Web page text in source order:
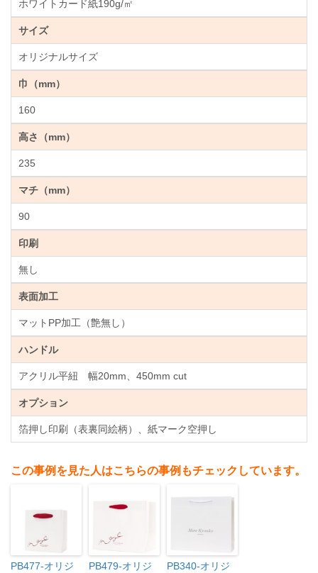
ホワイトカード紙190g/㎡
サイズ
オリジナルサイズ
巾（mm）
160
高さ（mm）
235
マチ（mm）
90
印刷
無し
表面加工
マットPP加工（艶無し）
ハンドル
アクリル平紐 幅20mm、450mm cut
オプション
箔押し印刷（表裏同絵柄）、紙マーク空押し
この事例を見た人はこちらの事例もチェックしています。
PB477-オリジ
PB479-オリジ
PB340-オリジ